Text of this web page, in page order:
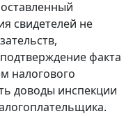
свидетелей не
факта
налогового
доводы инспекции